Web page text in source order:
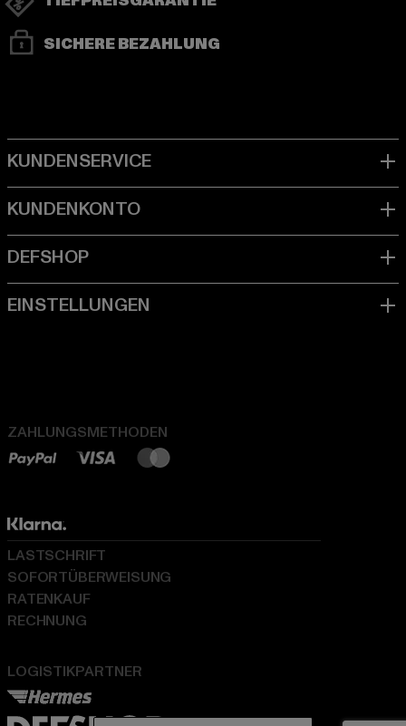
SICHERE BEZAHLUNG
ZAHLUNGSMETHODEN
LOGISTIKPARTNER
LASTSCHRIFT
SOFORTÜBERWEISUNG
RATENKAUF
RECHNUNG